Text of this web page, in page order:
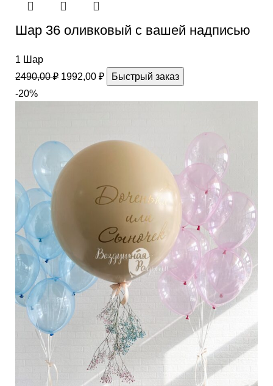
Шар 36 оливковый с вашей надписью
1 Шар
2490,00₽ 1992,00 ₽
Быстрый заказ
-20%